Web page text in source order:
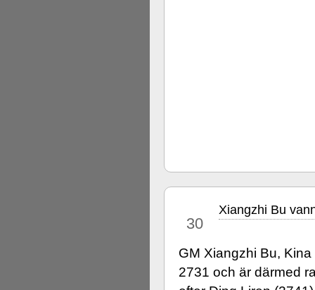
30
Xiangzhi Bu
GM Xiangzhi Bu,
2731 och är därmed